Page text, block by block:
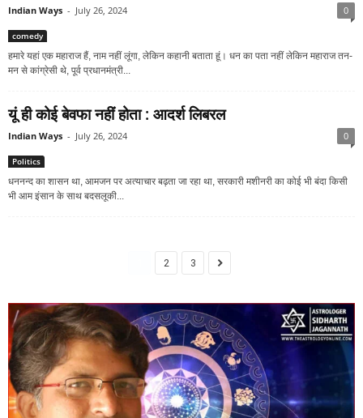
Indian Ways - July 26, 2024 0
comedy
हमारे यहां एक महाराज हैं, नाम नहीं लूंगा, लेकिन कहानी बताता हूं। धन का पता नहीं लेकिन महाराज तन-
मन से कांग्रेसी थे, पूर्व प्रधानमंत्री...
यूं ही कोई बेवफा नहीं होता : आदर्श लिबरल
Indian Ways - July 26, 2024 0
Politics
धननन्‍द का शासन था, आमजन पर अत्‍याचार बढ़ता जा रहा था, सरकारी मशीनरी का कोई भी बंदा किसी
भी आम इंसान के साथ बदसलूकी...
2 3